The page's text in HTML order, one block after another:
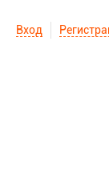
Вход